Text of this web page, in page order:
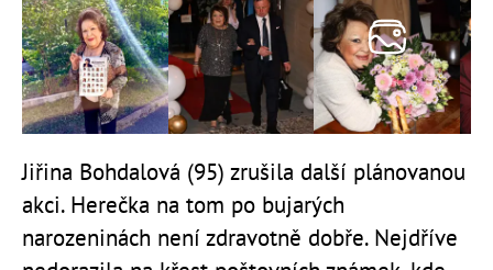
Jiřina Bohdalová (95) zrušila další plánovanou
akci. Herečka na tom po bujarých
narozeninách není zdravotně dobře. Nejdříve